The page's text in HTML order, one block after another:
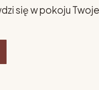
się w pokoju